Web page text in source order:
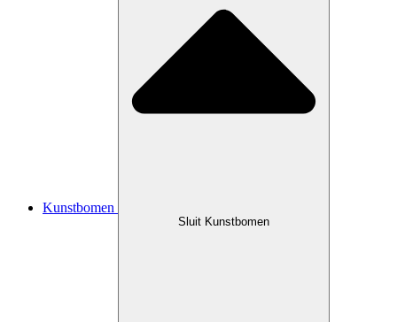
Kunstbomen
Sluit Kunstbomen